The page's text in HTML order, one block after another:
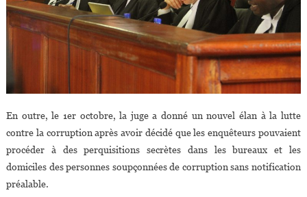
En outre, le 1er octobre, la juge a donné un nouvel élan à la lutte
contre la corruption après avoir décidé que les enquêteurs pouvaient
procéder à des perquisitions secrètes dans les bureaux et les
domiciles des personnes soupçonnées de corruption sans notification
préalable.